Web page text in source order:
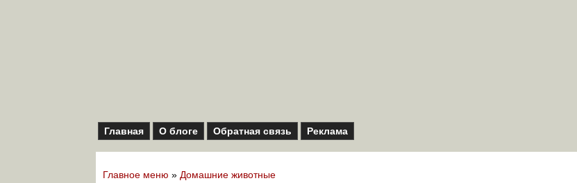
Главная О блоге Обратная связь Реклама
Главное меню » Домашние животные